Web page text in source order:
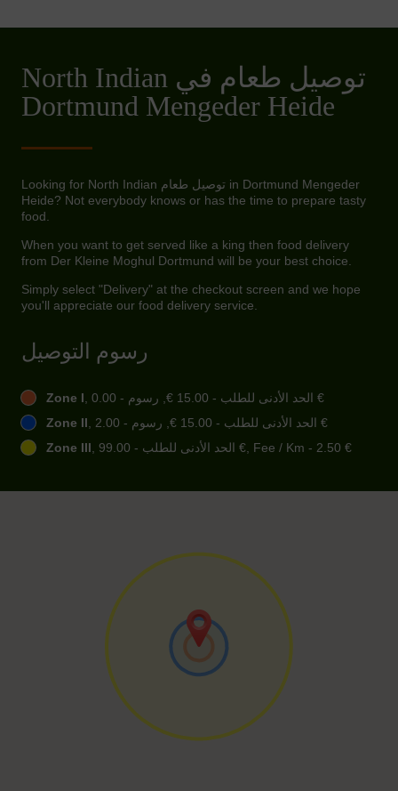
North Indian توصيل طعام في
Dortmund Mengeder Heide
Looking for North Indian توصيل طعام in Dortmund Mengeder
Heide? Not everybody knows or has the time to prepare tasty
food.
When you want to get served like a king then food delivery
from Der Kleine Moghul Dortmund will be your best choice.
Simply select "Delivery" at the checkout screen and we hope
you'll appreciate our food delivery service.
رسوم التوصيل
Zone I
, الحد الأدنى للطلب - ‏15.00 €, رسوم - ‏0.00 €
Zone II
, الحد الأدنى للطلب - ‏15.00 €, رسوم - ‏2.00 €
Zone III
, الحد الأدنى للطلب - ‏99.00 €, Fee / Km - ‏2.50 €